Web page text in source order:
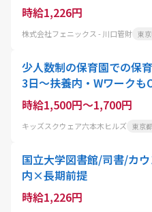
時給1,226円
株式会社フェニックス - 川口管財 東
少人数制の保育園での保
3日～扶養内・Wワークも
時給1,500円～1,700円
キッズスクウェア六本木ヒルズ 東京
国立大学図書館/司書/カ
内×長期前提
時給1,226円